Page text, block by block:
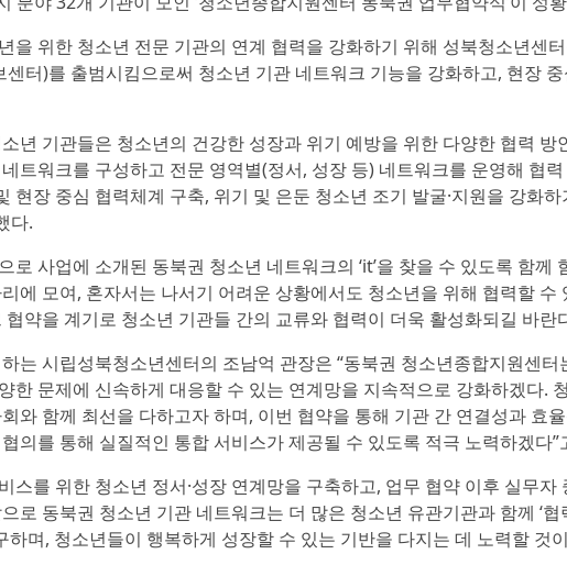
을 위한 청소년 전문 기관의 연계 협력을 강화하기 위해 성북청소년센
터)를 출범시킴으로써 청소년 기관 네트워크 기능을 강화하고, 현장
년 기관들은 청소년의 건강한 성장과 위기 예방을 위한 다양한 협력 방
트워크를 구성하고 전문 영역별(정서, 성장 등) 네트워크를 운영해 협
현장 중심 협력체계 구축, 위기 및 은둔 청소년 조기 발굴·지원을 강화
다.
로 사업에 소개된 동북권 청소년 네트워크의 ‘it’을 찾을 수 있도록 함께
에 모여, 혼자서는 나서기 어려운 상황에서도 청소년을 위해 협력할 수
약을 계기로 청소년 기관들 간의 교류와 협력이 더욱 활성화되길 바란
는 시립성북청소년센터의 조남억 관장은 “동북권 청소년종합지원센
한 문제에 신속하게 대응할 수 있는 연계망을 지속적으로 강화하겠다.
와 함께 최선을 다하고자 하며, 이번 협약을 통해 기관 간 연결성과 효
의를 통해 실질적인 통합 서비스가 제공될 수 있도록 적극 노력하겠다”
스를 위한 청소년 정서·성장 연계망을 구축하고, 업무 협약 이후 실무자
로 동북권 청소년 기관 네트워크는 더 많은 청소년 유관기관과 함께 ‘
하며, 청소년들이 행복하게 성장할 수 있는 기반을 다지는 데 노력할 것